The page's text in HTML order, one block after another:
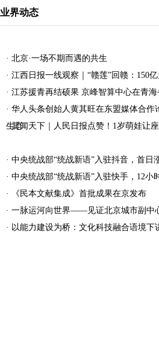
业界动态
· 北京·一场不期而遇的共生
· 江西日报一线观察｜“赣莲”回赣：150
· 江苏援青再结硕果 京峰智算中心在青
· 华人头条创始人黄其旺在东盟媒体合
生态
·其闻天下｜人民日报点赞！1岁萌娃让
· 中央统战部“统战新语”入驻抖音，首日
· 中央统战部“统战新语”入驻快手，12小
·
《民本文献集成》首批成果在京发布
· 一脉运河向世界——见证北京城市副中
· 以能力建设为桥：文化科技融合语境下